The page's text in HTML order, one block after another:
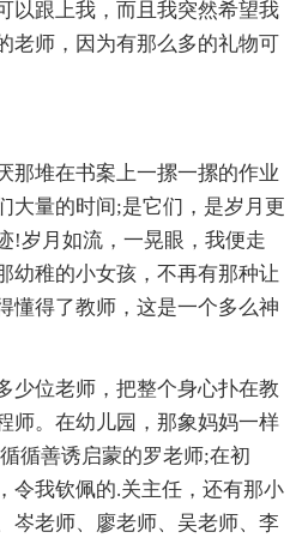
跟上我，而且我突然希望我
老师，因为有那么多的礼物可
堆在书案上一摞一摞的作业
大量的时间;是它们，是岁月更
!岁月如流，一晃眼，我便走
幼稚的小女孩，不再有那种让
懂得了教师，这是一个多么神
位老师，把整个身心扑在教
师。在幼儿园，那象妈妈一样
循善诱启蒙的罗老师;在初
令我钦佩的.关主任，还有那小
岑老师、廖老师、吴老师、李